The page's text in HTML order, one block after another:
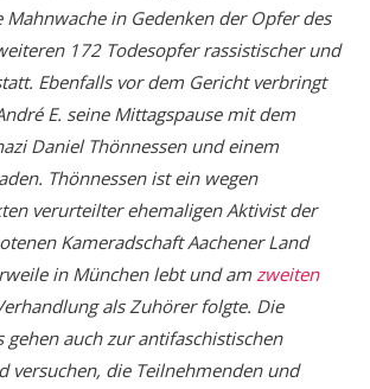
Mahnwache in Gedenken der Opfer des
172 Todesopfer rassistischer und
Ebenfalls vor dem Gericht verbringt
E. seine Mittagspause mit dem
Daniel Thönnessen und einem
Thönnessen ist ein wegen
verurteilter ehemaligen Aktivist der
Kameradschaft Aachener Land
in München lebt und am zweiten
als Zuhörer folgte. Die
gehen auch zur antifaschistischen
versuchen, die Teilnehmenden und